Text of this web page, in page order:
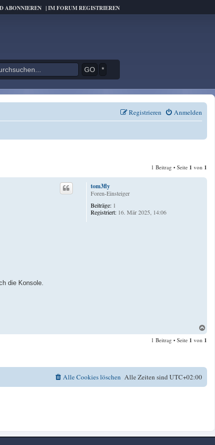
ABONNIEREN |IM FORUM REGISTRIEREN
*
Anmelden
Registrieren
1 Beitrag • Seite 1 von 1
tom3fly
Foren-Einsteiger
Beiträge: 1
Registriert: 16. Mär 2025, 14:06
die Konsole.
n
1 Beitrag • Seite 1 von 1
Alle Zeiten sindUTC+02:00
Alle Cookies löschen